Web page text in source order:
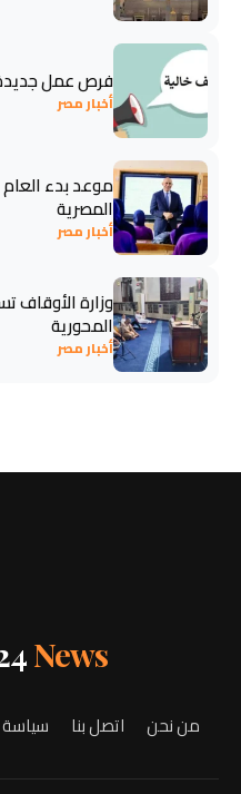
فرص عمل جديدة
أخبار مصر
المصرية
أخبار مصر
وزارة الأوقاف
المحورية
أخبار مصر
News
من نحن اتصل بنا